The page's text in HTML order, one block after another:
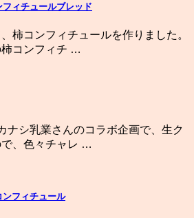
ィチュールブレッド
柿コンフィチュールを作りました。
柿コンフィチ …
ナシ乳業さんのコラボ企画で、生ク
で、色々チャレ …
フィチュール